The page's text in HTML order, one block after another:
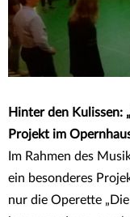
Hinter den Kulissen:
Projekt im
Im Rahmen des
ein besonderes
nur die Operette